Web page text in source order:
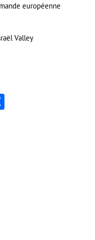
européenne
Valley